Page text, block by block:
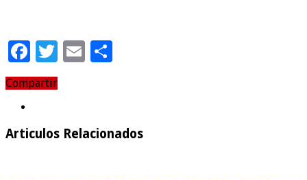
Facebook
Twitter
Email
Compartir
Articulos Relacionados